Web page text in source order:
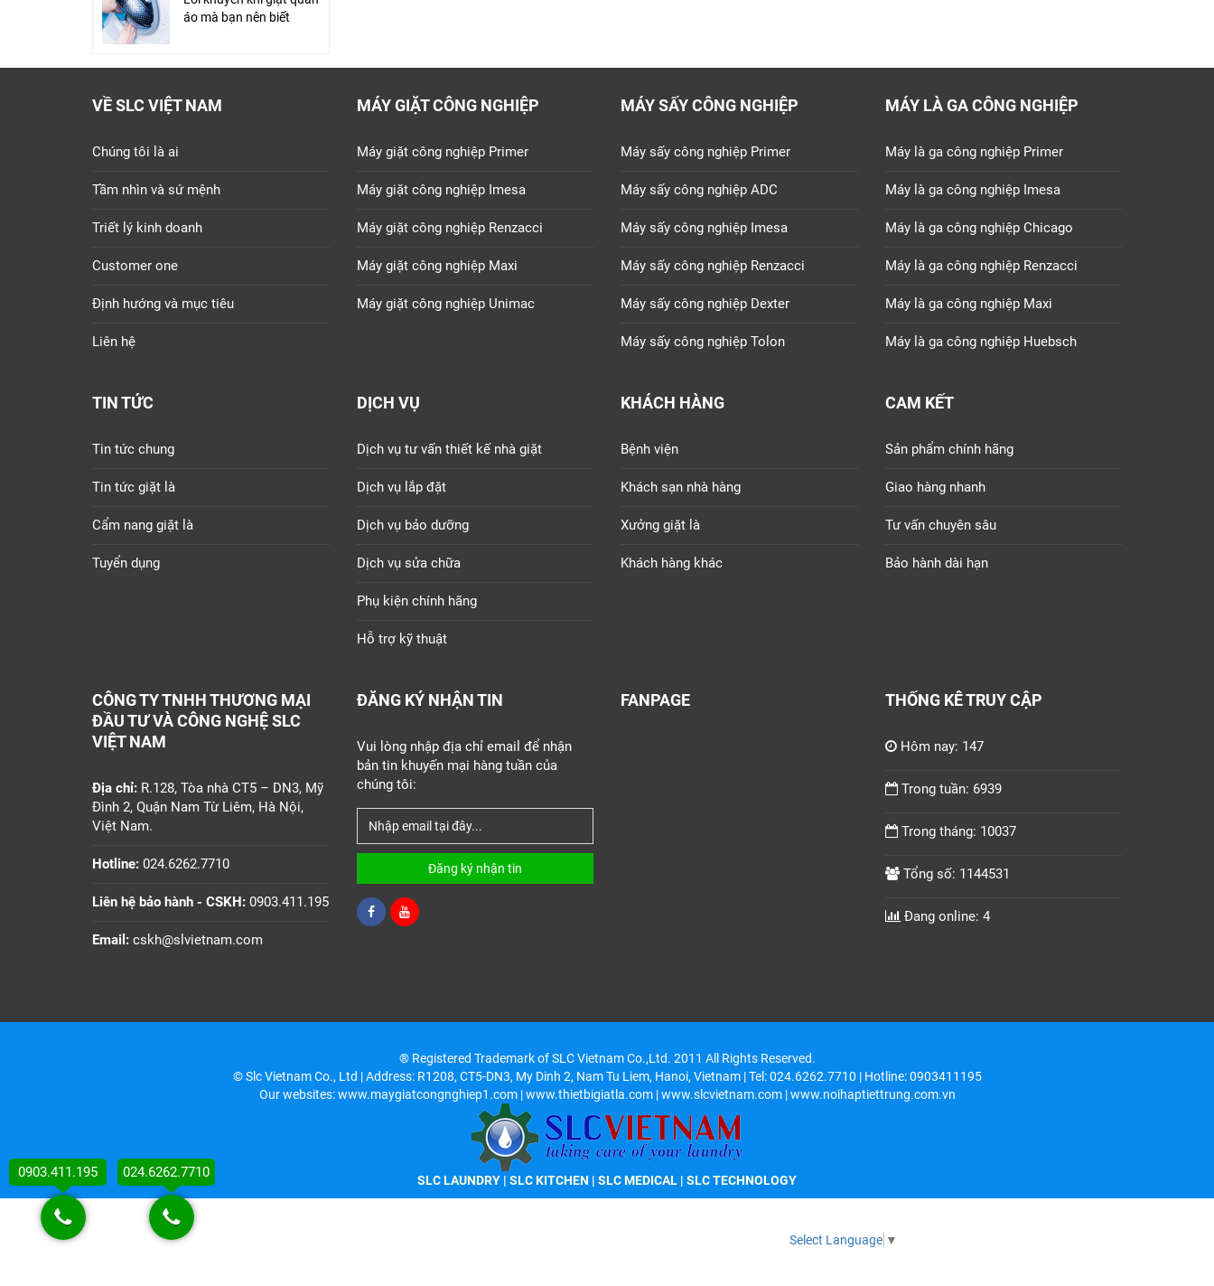
áo mà bạn nên biết
VỀ SLC VIỆT NAM
Chúng tôi là ai
Tầm nhìn và sứ mệnh
Triết lý kinh doanh
Customer one
Định hướng và mục tiêu
Liên hệ
MÁY GIẶT CÔNG NGHIỆP
Máy giặt công nghiệp Primer
Máy giặt công nghiệp Imesa
Máy giặt công nghiệp Renzacci
Máy giặt công nghiệp Maxi
Máy giặt công nghiệp Unimac
MÁY SẤY CÔNG NGHIỆP
Máy sấy công nghiệp Primer
Máy sấy công nghiệp ADC
Máy sấy công nghiệp Imesa
Máy sấy công nghiệp Renzacci
Máy sấy công nghiệp Dexter
Máy sấy công nghiệp Tolon
MÁY LÀ GA CÔNG NGHIỆP
Máy là ga công nghiệp Primer
Máy là ga công nghiệp Imesa
Máy là ga công nghiệp Chicago
Máy là ga công nghiệp Renzacci
Máy là ga công nghiệp Maxi
Máy là ga công nghiệp Huebsch
TIN TỨC
Tin tức chung
Tin tức giặt là
Cẩm nang giặt là
Tuyển dụng
DỊCH VỤ
Dịch vụ tư vấn thiết kế nhà giặt
Dịch vụ lắp đặt
Dịch vụ bảo dưỡng
Dịch vụ sửa chữa
Phụ kiện chính hãng
Hỗ trợ kỹ thuật
KHÁCH HÀNG
Bệnh viện
Khách sạn nhà hàng
Xưởng giặt là
Khách hàng khác
CAM KẾT
Sản phẩm chính hãng
Giao hàng nhanh
Tư vấn chuyên sâu
Bảo hành dài hạn
CÔNG TY TNHH THƯƠNG MẠI
ĐẦU TƯ VÀ CÔNG NGHỆ SLC
VIỆT NAM
Địa chỉ: R.128, Tòa nhà CT5 – DN3, Mỹ
Đình 2, Quận Nam Từ Liêm, Hà Nội,
Việt Nam.
Hotline: 024.6262.7710
Liên hệ bảo hành - CSKH: 0903.411.195
Email: cskh@slvietnam.com
ĐĂNG KÝ NHẬN TIN
Vui lòng nhập địa chỉ email để nhận
bản tin khuyến mại hàng tuần của
chúng tôi:
Đăng ký nhận tin
FANPAGE THỐNG KÊ TRUY CẬP
Hôm nay: 147
Trong tuần: 6939
Trong tháng: 10037
Tổng số: 1144531
Đang online: 4
® Registered Trademark of SLC Vietnam Co.,Ltd. 2011 All Rights Reserved.
© Slc Vietnam Co., Ltd | Address: R1208, CT5-DN3, My Dinh 2, Nam Tu Liem, Hanoi, Vietnam | Tel: 024.6262.7710 | Hotline: 0903411195
Our websites: www.maygiatcongnghiep1.com | www.thietbigiatla.com | www.slcvietnam.com | www.noihaptiettrung.com.vn
SLC LAUNDRY | SLC KITCHEN | SLC MEDICAL | SLC TECHNOLOGY
0903.411.195 024.6262.7710
Select Language ▼